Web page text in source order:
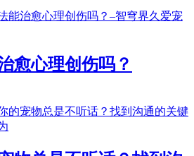
愈心理创伤吗？